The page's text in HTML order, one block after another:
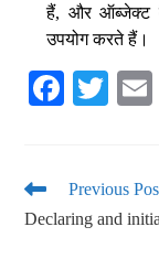
हैं, और ऑब्जेक्ट
उपयोग करते हैं।
Fa
ok
T
r
Previous
Declaring and